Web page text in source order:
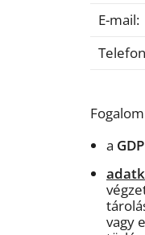
E-mail:
a
vagy